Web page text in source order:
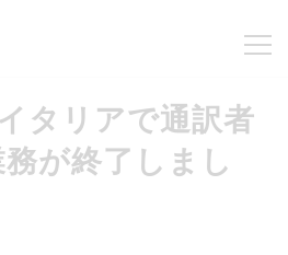
タリアで通訳者
が終了しまし